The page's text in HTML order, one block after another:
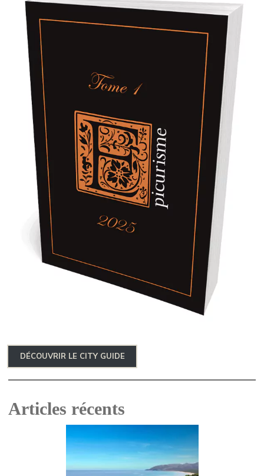
DÉCOUVRIR LE CITY GUIDE
Articles récents